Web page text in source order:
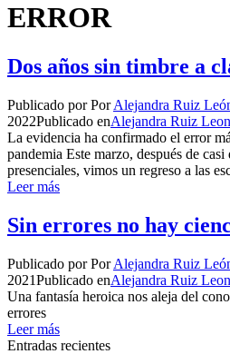
ERROR
Dos años sin timbre a
Publicado por PorAlejandra Ruiz
2022Publicado enAlejandra Ruiz Leon
La evidencia ha confirmado el error
pandemia Este marzo, después de casi
presenciales, vimos un regreso a las
Leer más
Sin errores no hay
Publicado por PorAlejandra Ruiz
2021Publicado enAlejandra Ruiz Leon
Una fantasía heroica nos aleja del
errores
Leer más
Entradas recientes